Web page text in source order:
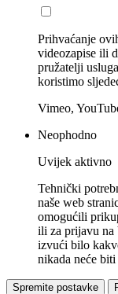
Prihvaćanje
videozapise ili
pružatelji
koristimo
Vimeo,
Neophodno
Uvijek aktivno
Tehnički
naše web
omogućili
ili za prijavu na
izvući bilo
nikada neće
Spremite postavke